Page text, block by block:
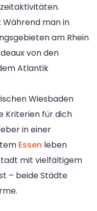
Während man in
am Rhein
von den
Atlantik
Wiesbaden
Kriterien für dich
in einer
Essen leben
mit vielfältigem
– beide Städte